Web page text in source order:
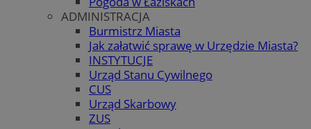
ADMINISTRACJA
Burmistrz Miasta
Jak załatwić sprawę w Urzędzie Miasta?
INSTYTUCJE
Urząd Stanu Cywilnego
CUS
Urząd Skarbowy
ZUS